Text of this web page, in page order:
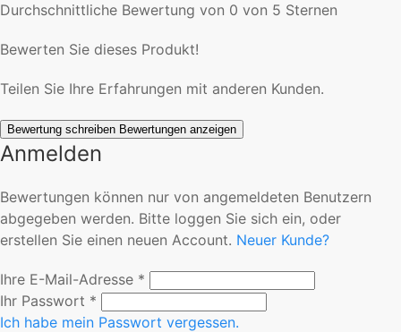
Durchschnittliche Bewertung von 0 von 5 Sternen
Bewerten Sie dieses Produkt!
Teilen Sie Ihre Erfahrungen mit anderen Kunden.
Bewertung schreiben Bewertungen anzeigen
Anmelden
Bewertungen können nur von angemeldeten Benutzern
abgegeben werden. Bitte loggen Sie sich ein, oder
erstellen Sie einen neuen Account. Neuer Kunde?
Ihre E-Mail-Adresse *
Ihr Passwort *
Ich habe mein Passwort vergessen.